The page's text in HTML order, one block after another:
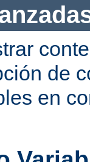
de
en